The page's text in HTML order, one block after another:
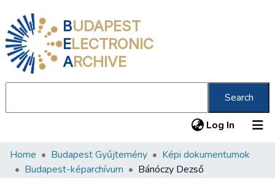
BUDAPEST
ELECTRONIC
ARCHIVE
Search
Log In (current)
Communities & Collections
Home Budapest Gyűjtemény
Képi dokumentumok
Budapest-képarchívum
Bánóczy Dezső